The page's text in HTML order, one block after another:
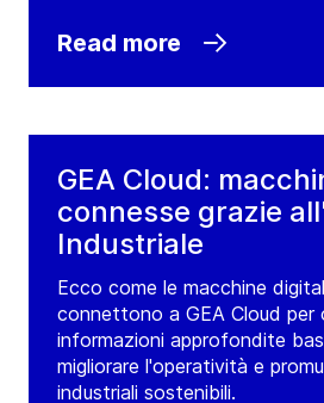
Read more
GEA Cloud:
connesse grazie
Industriale
Ecco come le macchine
connettono a GEA Cloud per
informazioni approfondite
migliorare l'operatività e
industriali sostenibili.